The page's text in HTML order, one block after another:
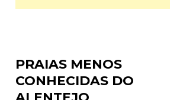
PRAIAS MENOS
CONHECIDAS DO